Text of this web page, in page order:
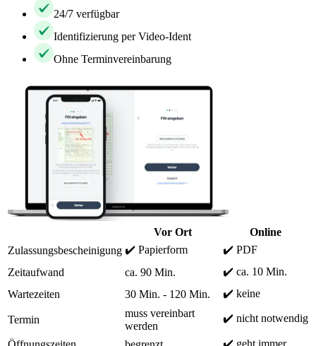
24/7 verfügbar
Identifizierung per Video-Ident
Ohne Terminvereinbarung
Vor Ort
Online
Zulassungsbescheinigung ✔️ Papierform
✔️ PDF
Zeitaufwand
ca. 90 Min.
✔️ ca. 10 Min.
Wartezeiten
30 Min. - 120 Min. ✔️ keine
Termin
muss vereinbart
werden
✔️ nicht notwendig